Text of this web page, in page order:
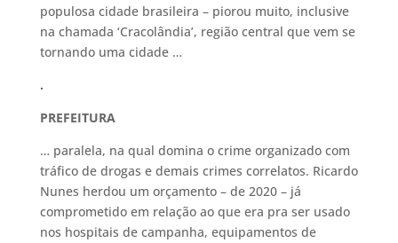
populosa cidade brasileira – piorou muito, inclusive
na chamada ‘Cracolândia’, região central que vem se
tornando uma cidade …
.
PREFEITURA
… paralela, na qual domina o crime organizado com
tráfico de drogas e demais crimes correlatos. Ricardo
Nunes herdou um orçamento – de 2020 – já
comprometido em relação ao que era pra ser usado
nos hospitais de campanha, equipamentos de